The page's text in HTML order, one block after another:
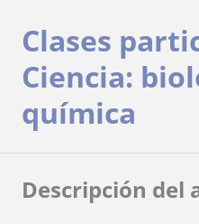
Clases
Ciencia:
química
Descripción del